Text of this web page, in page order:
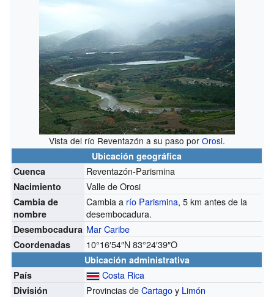
Vista del río Reventazón a su paso por Orosi.
Ubicación geográfica
Cuenca
Reventazón-Parismina
Nacimiento Valle de Orosi
Cambia de
nombre
Cambia a río Parismina, 5 km antes de la
desembocadura.
Desembocadura Mar Caribe
Coordenadas 10°16′54″N83°24′39″O
Ubicación administrativa
País
Costa Rica
División Provincias deCartagoy Limón